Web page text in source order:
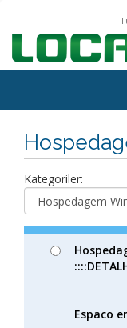
Kategoriler:
Espaco